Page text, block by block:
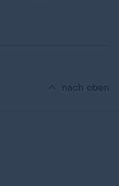
nach oben